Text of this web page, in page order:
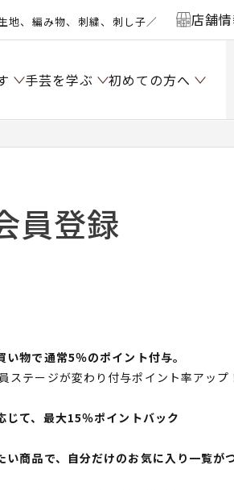
地、編み物、刺繍、刺し子／ 店舗
手芸を学ぶ 初めての方へ
員登録
物で通常5％のポイント付与。
ステージが変わり付与ポイント率アップ
じて、最大15％ポイントバック
商品で、自分だけのお気に入り一覧が